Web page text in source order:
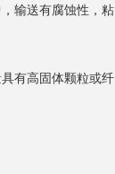
输送有腐蚀性，粘
有高固体颗粒或纤